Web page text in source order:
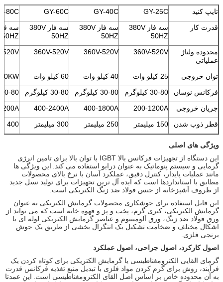
تایپ کنید
GY-25C
GY-40C
GY-60C
80C
قدرت کار
سه فاز 380V
50HZ
سه فاز 380V
50HZ
سه فاز 380V
50HZ
50HZ
محدوده ولتاژ
عملیاتی
360V-520V
360V-520V
360V-520V
520V
توان خروجی 25 کیلو وات 40 کیلو وات 60 کیلو وات
80KW
فرکانس نوسان
30-80 کیلوگرم 30-80 کیلوگرم 30-80 کیلوگرم
30-80 کیلوگرم
جریان خروجی
200-1200A
400-1800A
400-2400A
قطر ذوب شدن
150 میلیمتر 250 میلیمتر 300 میلیمتر 400 میلیمتر
ویژگی های اصلی
این دستگاه از تجهیزات فرکانس بالا IGBT با توان بالا برای تامین انرژی
گرمایی و سیستم پنوماتیک به عنوان درایو استفاده می کند.
این ویژگی ها
مانند عملیات پایدار، کنترل دقیق، عملکرد آسان با نرخ بالای محصولات
مطابق با استانداردها است که ایده آل ترین تجهیزات برای تولید نسل جدید
از ظروف آشپزخانه از جنس فولاد ضد زنگ الکتریکی است.
این قابل استفاده برای جوشکاری محصولات گرمایش الکتریکی به عنوان
گرمایش الکتریکی، کتری گرم، پخت و پز و قهوه خانه است که می تواند از
ورق فولاد ضد زنگ، ورق آلومینیوم و عناصر گرمایش الکتریکی لوله ای با
اشکال مختلف و ضخامت تشکیل یک انتگرال بخشی از طریق یک جوش
برنجی فلزی.
اصول کارکرد، اصول جراحی، اصول عملکرد
گرمای القایی الکترومغناطیسی یا گرمایش الکتریکی برای کوتاه کردن یک
فرآیند، روش برای گرم کردن مواد فلزی با تبدیل منبع تغذیه فرکانس قدرت
به آن محدوده خاص بر اساس اصل القای الکترومغناطیسی است. این عمدتا